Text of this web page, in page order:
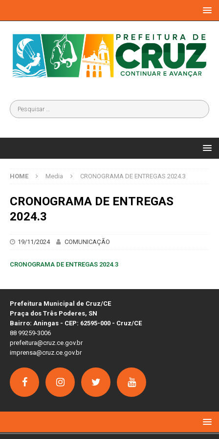
HOME Media CRONOGRAMA DE ENTREGAS 2024.3
CRONOGRAMA DE ENTREGAS
2024.3
19/11/2024 COMUNICAÇÃO
CRONOGRAMA DE ENTREGAS 2024.3
Prefeitura Municipal de Cruz/CE
Praça dos Três Poderes, SN
Bairro: Aningas - CEP: 62595-000 - Cruz/CE
88 99259-3006
prefeitura@cruz.ce.gov.br
imprensa@cruz.ce.gov.br